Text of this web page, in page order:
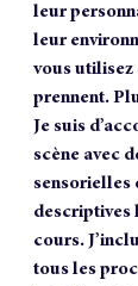
leur
leur
vous utilisez
prennent.
Je suis
scène avec
sensorielles
descriptives
cours.
tous les